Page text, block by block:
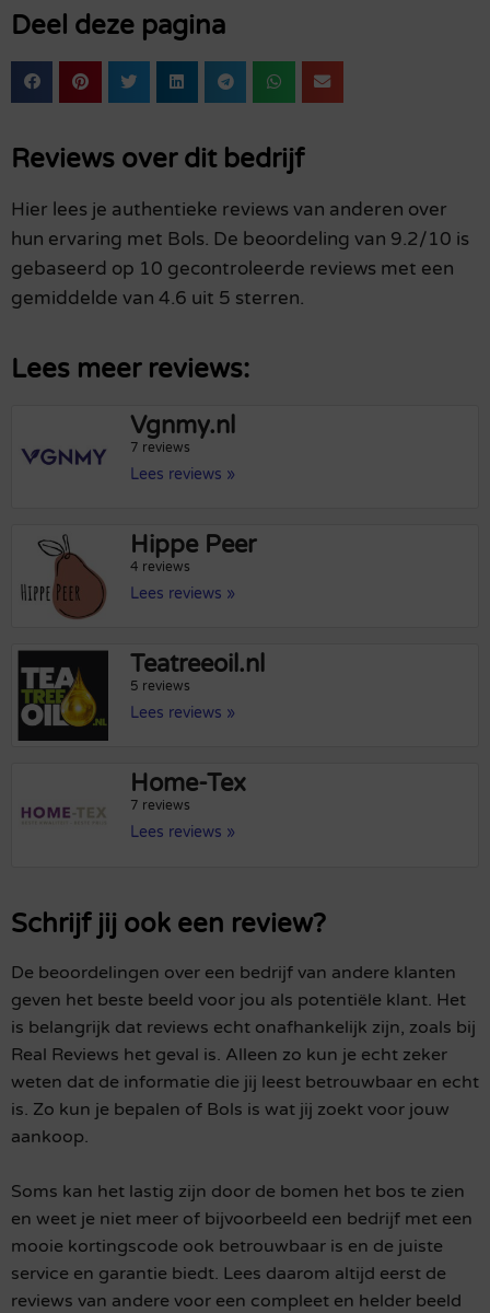
Deel deze pagina
Reviews over dit bedrijf
Hier lees je authentieke reviews van anderen over
hun ervaring met Bols. De beoordeling van 9.2/10 is
gebaseerd op 10 gecontroleerde reviews met een
gemiddelde van 4.6 uit 5 sterren.
Lees meer reviews:
Vgnmy.nl
7 reviews
Lees reviews »
Hippe Peer
4 reviews
Lees reviews »
Teatreeoil.nl
5 reviews
Lees reviews »
Home-Tex
7 reviews
Lees reviews »
Schrijf jij ook een review?
De beoordelingen over een bedrijf van andere klanten
geven het beste beeld voor jou als potentiële klant. Het
is belangrijk dat reviews echt onafhankelijk zijn, zoals bij
Real Reviews het geval is. Alleen zo kun je echt zeker
weten dat de informatie die jij leest betrouwbaar en echt
is. Zo kun je bepalen of Bols is wat jij zoekt voor jouw
aankoop.
Soms kan het lastig zijn door de bomen het bos te zien
en weet je niet meer of bijvoorbeeld een bedrijf met een
mooie kortingscode ook betrouwbaar is en de juiste
service en garantie biedt. Lees daarom altijd eerst de
reviews van andere voor een compleet en helder beeld